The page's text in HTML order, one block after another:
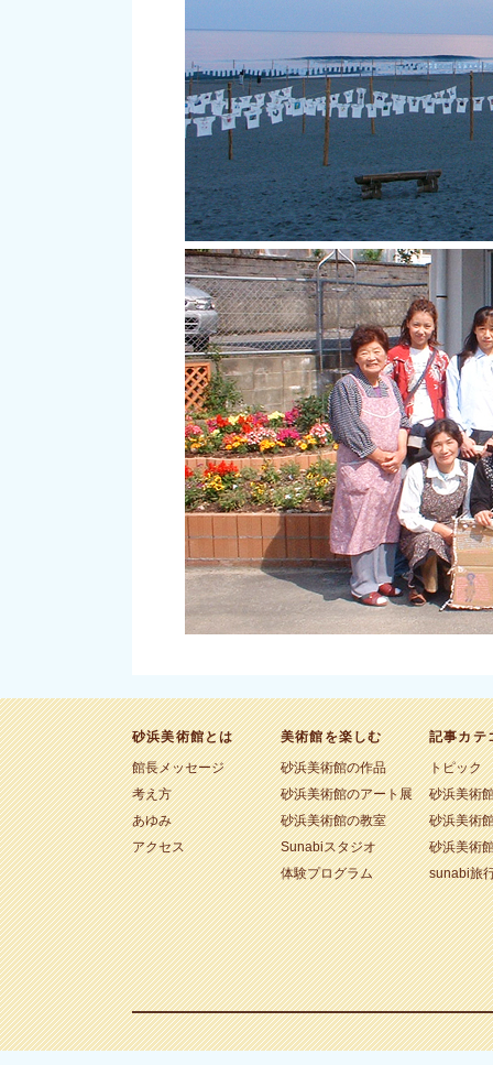
砂浜美術館とは
館長メッセージ
考え方
あゆみ
アクセス
美術館を楽しむ
砂浜美術館の作品
砂浜美術館のアート展
砂浜美術館の教室
Sunabiスタジオ
体験プログラム
記事カテ
トピック
砂浜美術
砂浜美術
砂浜美術
sunabi旅